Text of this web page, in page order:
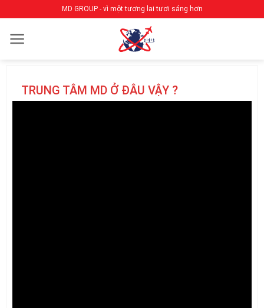
qua
nội
MD GROUP - vì một tương lai tươi sáng hơn
TRUNG TÂM MD Ở ĐÂU VẬY ?